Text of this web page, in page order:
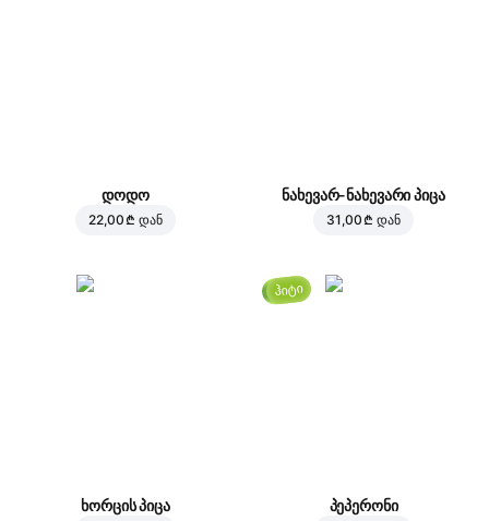
დოდო
22,00 ₾ დან
ნახევარ-ნახევარი პიცა
31,00 ₾ დან
ხორცის პიცა
ჰიტი
პეპერონი